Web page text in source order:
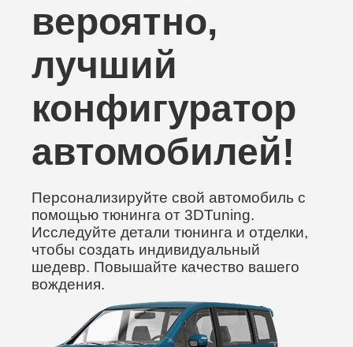
вероятно,
лучший
конфигуратор
автомобилей!
Персонализируйте свой автомобиль с
помощью тюнинга от 3DTuning.
Исследуйте детали тюнинга и отделки,
чтобы создать индивидуальный
шедевр. Повышайте качество вашего
вождения.